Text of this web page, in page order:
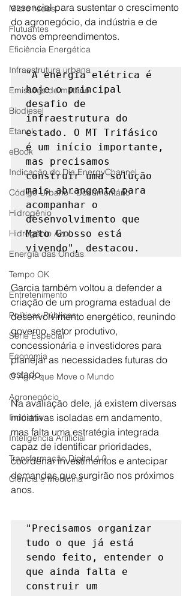
Micro redes
Flutuantes
Eficiência Energética
Infraestrutura urbana
Emissões de metano
Biodiesel
Etanol
eBook
Indicação do Dia EnergyChannel
Código Urbano - Documentário
Hidrogênio
Hidrogênio Azul
Energia das Ondas
Tempo OK
Entretenimento
Políticas Públicas
Série Especial
Economia
O Agro que Move o Mundo
Agronegócio
Indústria
Inteligência Artificial
Transformação Digital 4.0
Ciência e Medicina
essencial para sustentar o crescimento
do agronegócio, da indústria e de
novos empreendimentos.
"A energia elétrica é
hoje o principal
desafio de
infraestrutura do
estado. O MT Trifásico
é um início importante,
mas precisamos
construir uma solução
mais abrangente para
acompanhar o
desenvolvimento que
Mato Grosso está
vivendo", destacou.
Garcia também voltou a defender a
criação de um programa estadual de
desenvolvimento energético, reunindo
governo, setor produtivo,
concessionária e investidores para
planejar as necessidades futuras do
estado.
Na avaliação dele, já existem diversas
iniciativas isoladas em andamento,
mas falta uma estratégia integrada
capaz de identificar prioridades,
coordenar investimentos e antecipar
demandas que surgirão nos próximos
anos.
"Precisamos organizar
tudo o que já está
sendo feito, entender o
que ainda falta e
construir um